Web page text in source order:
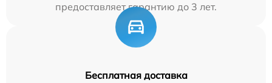
предоставляет гарантию до 3 лет.
Бесплатная доставка